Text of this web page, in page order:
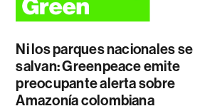
Ni los parques nacionales se
salvan: Greenpeace emite
preocupante alerta sobre
Amazonía colombiana